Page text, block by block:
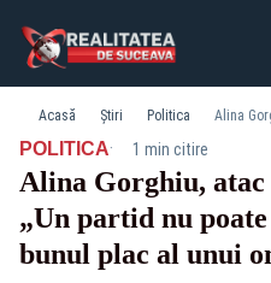
Acasă Știri Politica
POLITICA· 1 min citire
Alina Gorghiu,
„Un partid nu
bunul plac al unui